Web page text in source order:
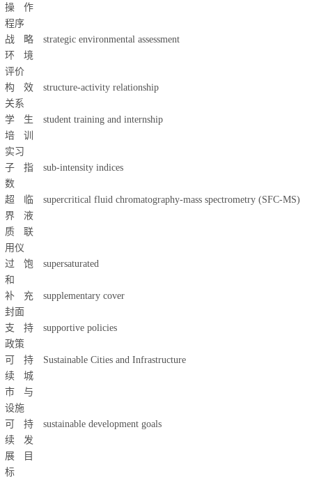
操作
程序
战略
环境
评价
strategic environmental assessment
构效
关系
structure-activity relationship
学生
培训
实习
student training and internship
子指
数
sub-intensity indices
超临
界液
质联
用仪
supercritical fluid chromatography-mass spectrometry (SFC-MS)
过饱
和
supersaturated
补充
封面
supplementary cover
支持
政策
supportive policies
可持
续城
市与
设施
Sustainable Cities and Infrastructure
可持
续发
展目
标
sustainable development goals